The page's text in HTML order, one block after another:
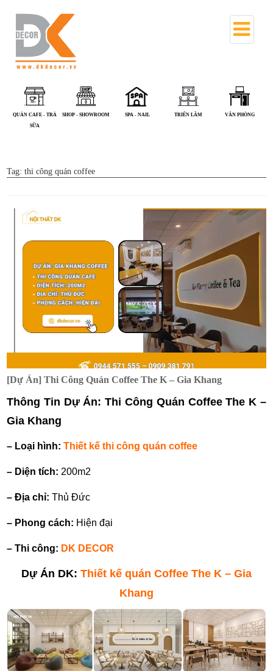
- NHÀ
QUÁN ĂN
QUÁN CAFE - TRÀ
SHOP - SHOWROOM SPA - NAIL TRIỂN LÃM
Tag:thi công quán coffee
[Dự Án] Thi Công Quán Coffee The K – Gia Khang
Thông Tin Dự Án: Thi Công Quán Coffee The K –
Gia Khang
– Loại hình: Thiết kế thi công quán coffee
– Diện tích: 200m2
– Địa chỉ: Thủ Đức
– Phong cách: Hiện đại
– Thi công: DK DECOR
Dự Án DK: Thiết kế quán Coffee The K – Gia
Khang